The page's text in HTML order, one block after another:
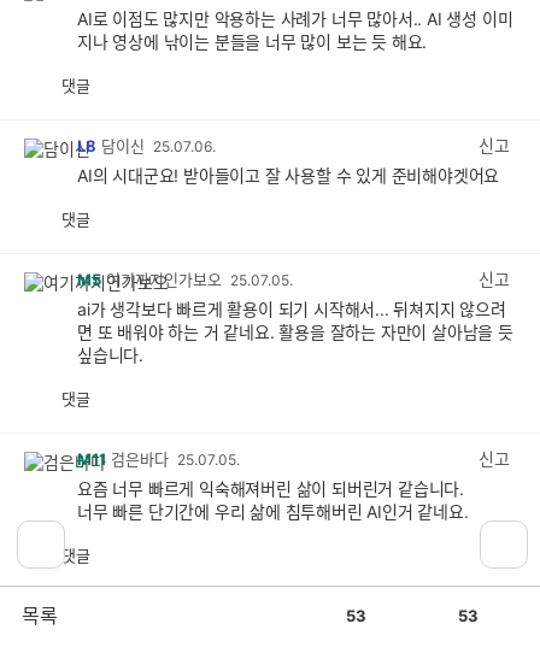
AI로 이점도 많지만 악용하는 사례가 너무 많아서.. AI 생성 이미
지나 영상에 낚이는 분들을 너무 많이 보는 듯 해요.
댓글
L8 담이신 25.07.06.
신고
AI의 시대군요! 받아들이고 잘 사용할 수 있게 준비해야겟어요
댓글
M5 여기까지인가보오 25.07.05.
신고
ai가 생각보다 빠르게 활용이 되기 시작해서... 뒤쳐지지 않으려
면 또 배워야 하는 거 같네요. 활용을 잘하는 자만이 살아남을 듯
싶습니다.
댓글
M11 검은바다 25.07.05.
신고
요즘 너무 빠르게 익숙해져버린 삶이 되버린거 같습니다.
너무 빠른 단기간에 우리 삶에 침투해버린 AI인거 같네요.
댓글
감
비
공
목록 53 53